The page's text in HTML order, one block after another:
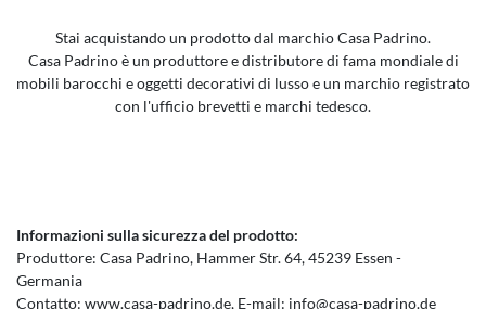
Stai acquistando un prodotto dal marchio Casa Padrino.
Casa Padrino è un produttore e distributore di fama mondiale di
mobili barocchi e oggetti decorativi di lusso e un marchio registrato
con l'ufficio brevetti e marchi tedesco.
Informazioni sulla sicurezza del prodotto:
Produttore: Casa Padrino Hammer Str.64 45239 Essen
Germania
Contatto: www.casa-padrino.de E-mail: info@casa-padrino.de